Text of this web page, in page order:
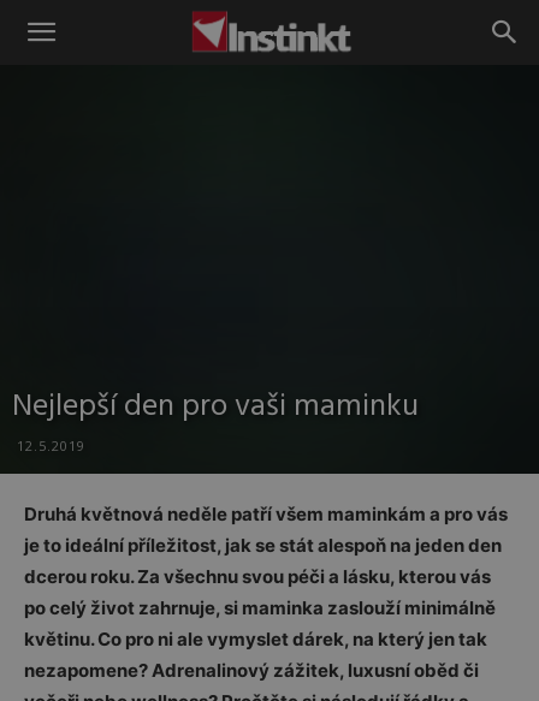
Instinkt
Nejlepší den pro vaši maminku
12.5.2019
Druhá květnová neděle patří všem maminkám a pro vás
je to ideální příležitost, jak se stát alespoň na jeden den
dcerou roku. Za všechnu svou péči a lásku, kterou vás
po celý život zahrnuje, si maminka zaslouží minimálně
květinu. Co pro ni ale vymyslet dárek, na který jen tak
nezapomene? Adrenalinový zážitek, luxusní oběd či